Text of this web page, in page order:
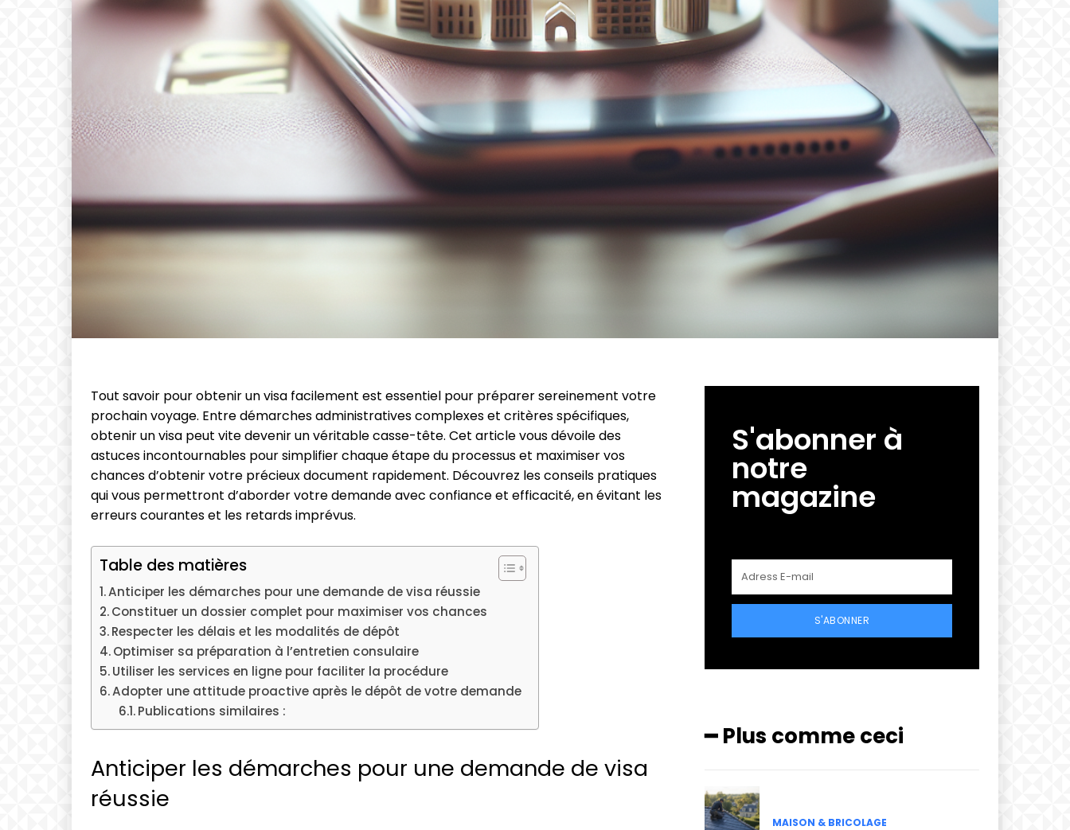
Tout savoir pour obtenir un visa facilement est essentiel pour préparer sereinement votre
prochain voyage. Entre démarches administratives complexes et critères spécifiques,
obtenir un visa peut vite devenir un véritable casse-tête. Cet article vous dévoile des
astuces incontournables pour simplifier chaque étape du processus et maximiser vos
chances d’obtenir votre précieux document rapidement. Découvrez les conseils pratiques
qui vous permettront d’aborder votre demande avec confiance et efficacité, en évitant les
erreurs courantes et les retards imprévus.
Table des matières
Anticiper les démarches pour une demande de visa réussie
Constituer un dossier complet pour maximiser vos chances
Respecter les délais et les modalités de dépôt
Optimiser sa préparation à l’entretien consulaire
Utiliser les services en ligne pour faciliter la procédure
Adopter une attitude proactive après le dépôt de votre demande
Publications similaires :
Anticiper les démarches pour une demande de visa
réussie
S'abonner à
notre
magazine
S'ABONNER
━ Plus comme ceci
MAISON & BRICOLAGE